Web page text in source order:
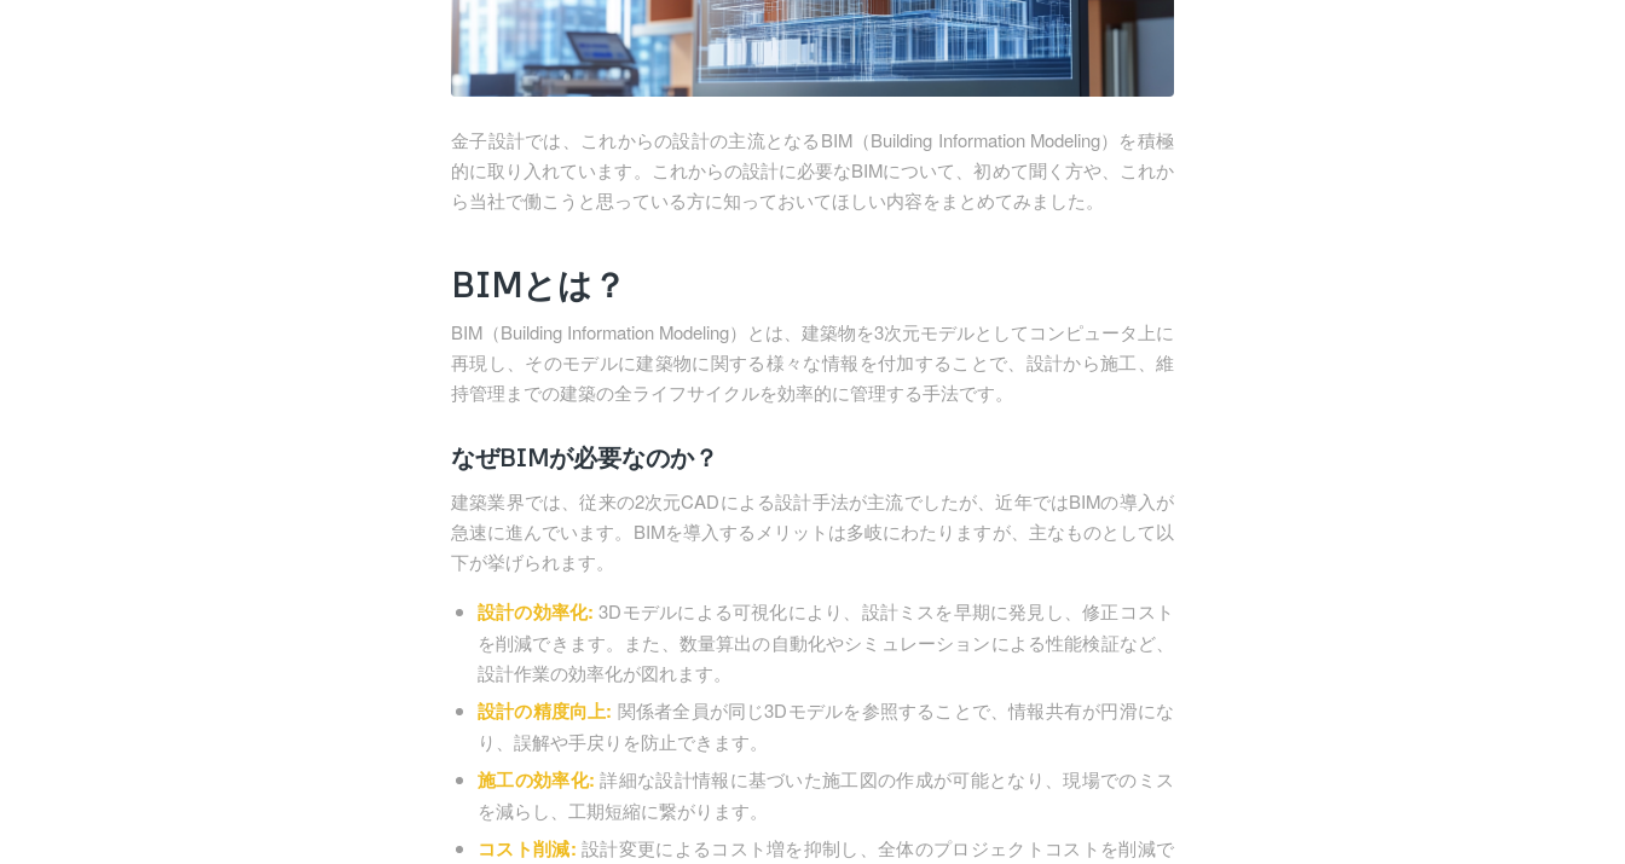
金子設計では、これからの設計の主流となるBIM（Building Information Modeling）を積極
的に取り入れています。これからの設計に必要なBIMについて、初めて聞く方や、これか
ら当社で働こうと思っている方に知っておいてほしい内容をまとめてみました。
BIMとは？
BIM（Building Information Modeling）とは、建築物を3次元モデルとしてコンピュータ上に
再現し、そのモデルに建築物に関する様々な情報を付加することで、設計から施工、維
持管理までの建築の全ライフサイクルを効率的に管理する手法です。
なぜBIMが必要なのか？
建築業界では、従来の2次元CADによる設計手法が主流でしたが、近年ではBIMの導入が
急速に進んでいます。BIMを導入するメリットは多岐にわたりますが、主なものとして以
下が挙げられます。
設計の効率化: 3Dモデルによる可視化により、設計ミスを早期に発見し、修正コスト
を削減できます。また、数量算出の自動化やシミュレーションによる性能検証など、
設計作業の効率化が図れます。
設計の精度向上: 関係者全員が同じ3Dモデルを参照することで、情報共有が円滑にな
り、誤解や手戻りを防止できます。
施工の効率化: 詳細な設計情報に基づいた施工図の作成が可能となり、現場でのミス
を減らし、工期短縮に繋がります。
コスト削減: 設計変更によるコスト増を抑制し、全体のプロジェクトコストを削減で